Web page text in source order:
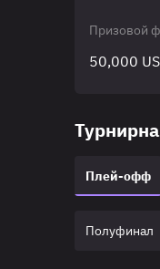
Призовой
50,000
Плей-офф
Полуфинал